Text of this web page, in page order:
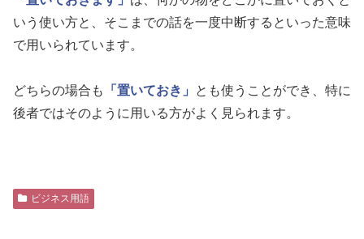
いう使い方と、そこまでの話を一度中断するといった意味
で用いられています。
どちらの場合も 「置いておき」
とも使うことができ、特に
後者ではそのように用いる方がよく見られます。
ビジネス用語